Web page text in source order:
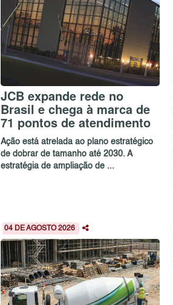
JCB expande rede no
Brasil e chega à marca de
71 pontos de atendimento
Ação está atrelada ao plano estratégico
de dobrar de tamanho até 2030. A
estratégia de ampliação de ...
04 DE AGOSTO 2026